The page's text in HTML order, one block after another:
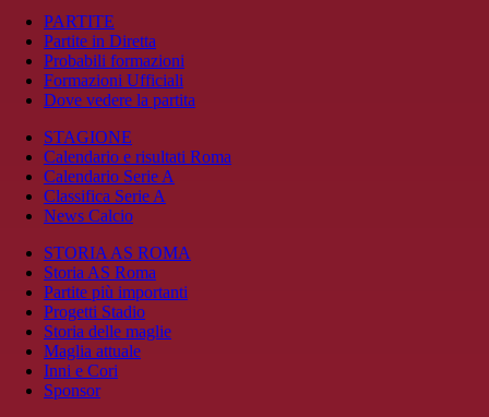
PARTITE
Partite in Diretta
Probabili formazioni
Formazioni Ufficiali
Dove vedere la partita
STAGIONE
Calendario e risultati Roma
Calendario Serie A
Classifica Serie A
News Calcio
STORIA AS ROMA
Storia AS Roma
Partite più importanti
Progetti Stadio
Storia delle maglie
Maglia attuale
Inni e Cori
Sponsor